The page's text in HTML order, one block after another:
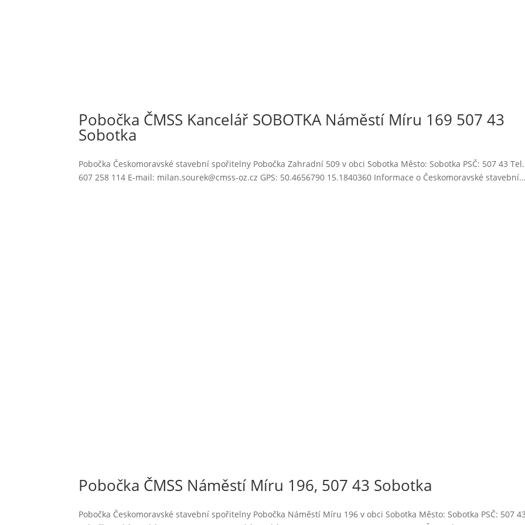
Pobočka ČMSS Kancelář SOBOTKA Náměstí Míru 169 507 43
Sobotka
Pobočka Českomoravské stavební spořitelny Pobočka Zahradní 509 v obci Sobotka Město: Sobotka PSČ: 507 43
607 258 114 E-mail: milan.sourek@cmss-oz.cz GPS: 50.4656790 15.1840360 Informace o Českomoravské stavební...
Pobočka ČMSS Náměstí Míru 196, 507 43 Sobotka
Pobočka Českomoravské stavební spořitelny Pobočka Náměstí Míru 196 v obci Sobotka Město: Sobotka PSČ: 507 43